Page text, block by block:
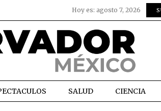
Hoy es: agosto 7, 2026
SALUD CIENCIA